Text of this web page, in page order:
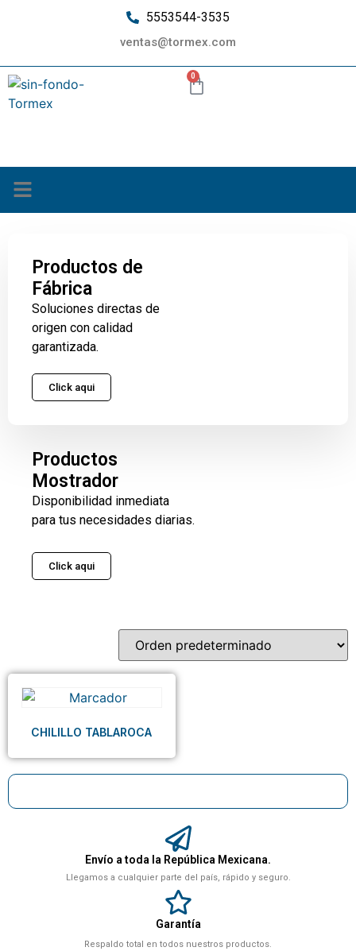
5553544-3535
ventas@tormex.com
0
Envío a toda la República Mexicana.
Llegamos a cualquier parte del país, rápido y seguro.
Garantía
Respaldo total en todos nuestros productos.
Productos de
Fábrica
Soluciones directas de
origen con calidad
garantizada.
Click aqui
Productos
Mostrador
Disponibilidad inmediata
para tus necesidades diarias.
Click aqui
CHILILLO TABLAROCA